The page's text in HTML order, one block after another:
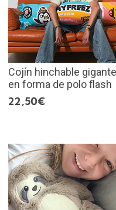
Cojín hinchable gigante
en forma de polo flash
22,50€